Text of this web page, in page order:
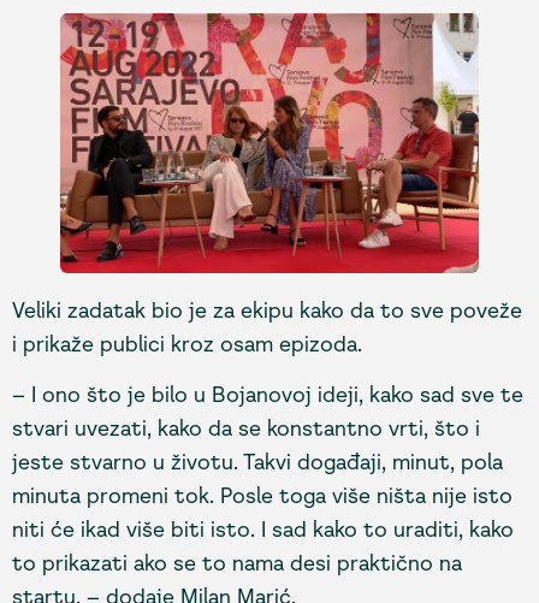
Veliki zadatak bio je za ekipu kako da to sve poveže
i prikaže publici kroz osam epizoda.
– I ono što je bilo u Bojanovoj ideji, kako sad sve te
stvari uvezati, kako da se konstantno vrti, što i
jeste stvarno u životu. Takvi događaji, minut, pola
minuta promeni tok. Posle toga više ništa nije isto
niti će ikad više biti isto. I sad kako to uraditi, kako
to prikazati ako se to nama desi praktično na
startu. – dodaje Milan Marić.